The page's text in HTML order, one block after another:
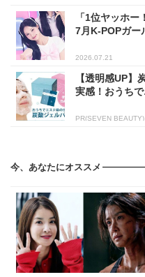
「1位ヤッホー
7月K-POPガー
2026.07.21
【透明感UP】
実感！おうち
PR(SEVEN BEAUTY)
今、あなたにオススメ